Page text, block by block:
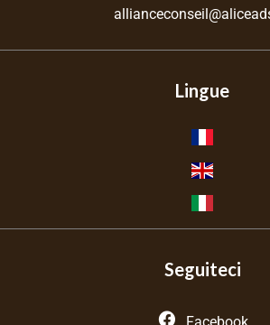
Lingue
Seguiteci